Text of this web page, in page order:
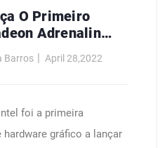
O Primeiro
Adrenalin
11
Barros April 28,2022
foi a primeira
hardware gráfico a lançar